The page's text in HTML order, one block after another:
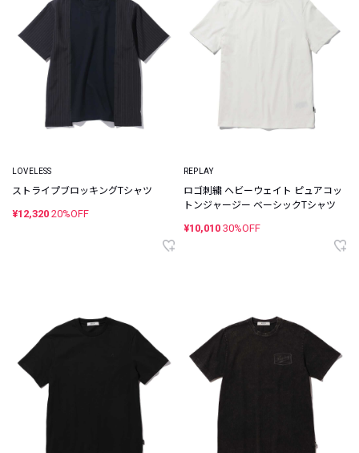
LOVELESS
ストライプブロッキングTシャツ
¥12,320 20%OFF
REPLAY
ロゴ刺繍 ヘビーウェイト ピュアコッ
トンジャージー ベーシックTシャツ
¥10,010 30%OFF